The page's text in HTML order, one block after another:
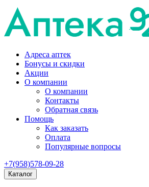
Адреса аптек
Бонусы и скидки
Акции
О компании
О компании
Контакты
Обратная связь
Помощь
Как заказать
Оплата
Популярные вопросы
+7(958)578-09-28
Каталог